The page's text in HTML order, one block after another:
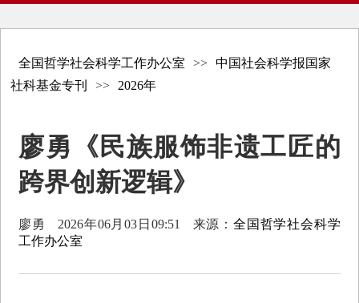
全国哲学社会科学工作办公室 >>
中国社会科学报国家
社科基金专刊
>> 2026年
廖勇《民族服饰非遗工匠的
跨界创新逻辑》
廖勇 2026年06月03日09:51 来源：全国哲学社会科学
工作办公室